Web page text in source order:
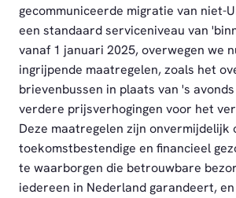
gecommuniceerde migratie van niet-
een standaard serviceniveau van
vanaf 1 januari 2025, overwegen we
ingrijpende maatregelen, zoals het
brievenbussen in plaats van 's
verdere prijsverhogingen voor het
Deze maatregelen zijn onvermijdelijk
toekomstbestendige en financieel
te waarborgen die betrouwbare
iedereen in Nederland garandeert,